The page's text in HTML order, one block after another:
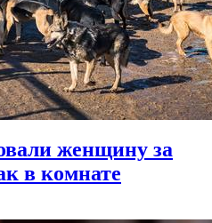
женщину за
в комнате